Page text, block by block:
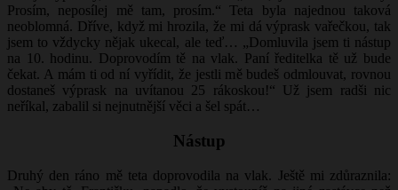
Prosím, neposílej mě tam, prosím.“ Teta byla najednou taková
neoblomná. Dříve, když mi hrozila, že mi dá výprask vařečkou, tak
jsem to vždycky nějak ukecal, ale teď… „Domluvila jsem ti nástup
na 10. hodinu. Doprovodím tě na vlak. Paní ředitelka tě už bude
čekat. A mám ti od ní vyřídit, že jestli mě budeš odmlouvat, rovnou
dostaneš výprask na uvítanou 25 rákoskou!“ Už jsem radši nic
neříkal, zabalil si nejnutnější věci a šel spát…
Nástup
Druhý den ráno mě teta doprovodila na vlak. Ještě mi zdůraznila: